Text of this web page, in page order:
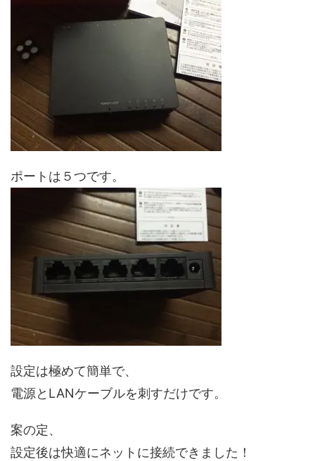
ポートは５つです。
設定は極めて簡単で、
電源とLANケーブルを刺すだけです。
案の定、
設定後は快適にネットに接続できました！